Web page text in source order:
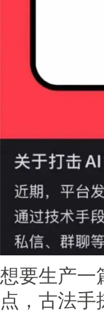
想要生产一
点，古法手